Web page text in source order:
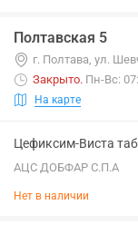
Полтавская 5
г. Полтава, ул.
Закрыто. Пн-Вс:
На карте
Цефиксим-Виста
АЦС ДОБФАР С.П.А
Нет в наличии